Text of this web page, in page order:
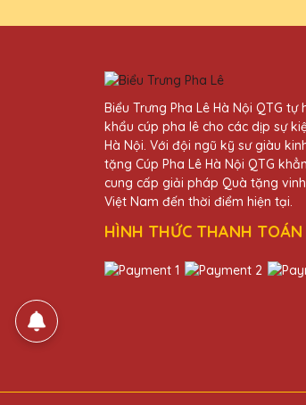
Thiết kế pha
hàng của
Nguyễn Thị
25/11/2025
chuyên nghiệp
Biểu Trưng Pha Lê Hà Nội QTG
khẩu cúp pha lê cho các dịp sự
Hà Nội. Với đội ngũ kỹ sư giàu
tặng Cúp Pha Lê Hà Nội QTG
cung cấp giải pháp Quà tặng
Việt Nam đến thời điểm hiện tại.
HÌNH THỨC THANH TOÁN